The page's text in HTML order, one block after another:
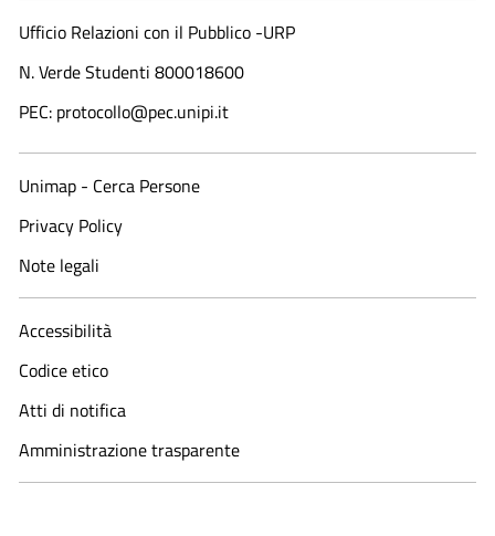
Ufficio Relazioni con il Pubblico -URP
N. Verde Studenti 800018600​
PEC: protocollo@pec.unipi.it
Unimap - Cerca Persone
Privacy Policy
Note legali
Accessibilità
Codice etico
Atti di notifica
Amministrazione trasparente